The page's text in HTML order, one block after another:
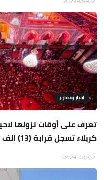
اخبار وتقارير
تعرف على أوقات نزولها
كربلاء تسجل قرابة (13) الف موكب حسيني عزائي وخدمي